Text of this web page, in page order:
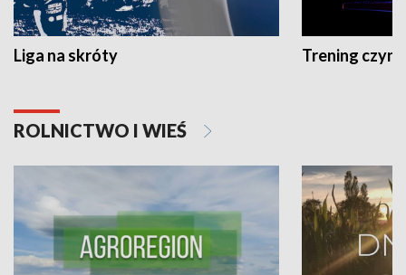
Liga na skróty Trening czyni
ROLNICTWO I WIEŚ